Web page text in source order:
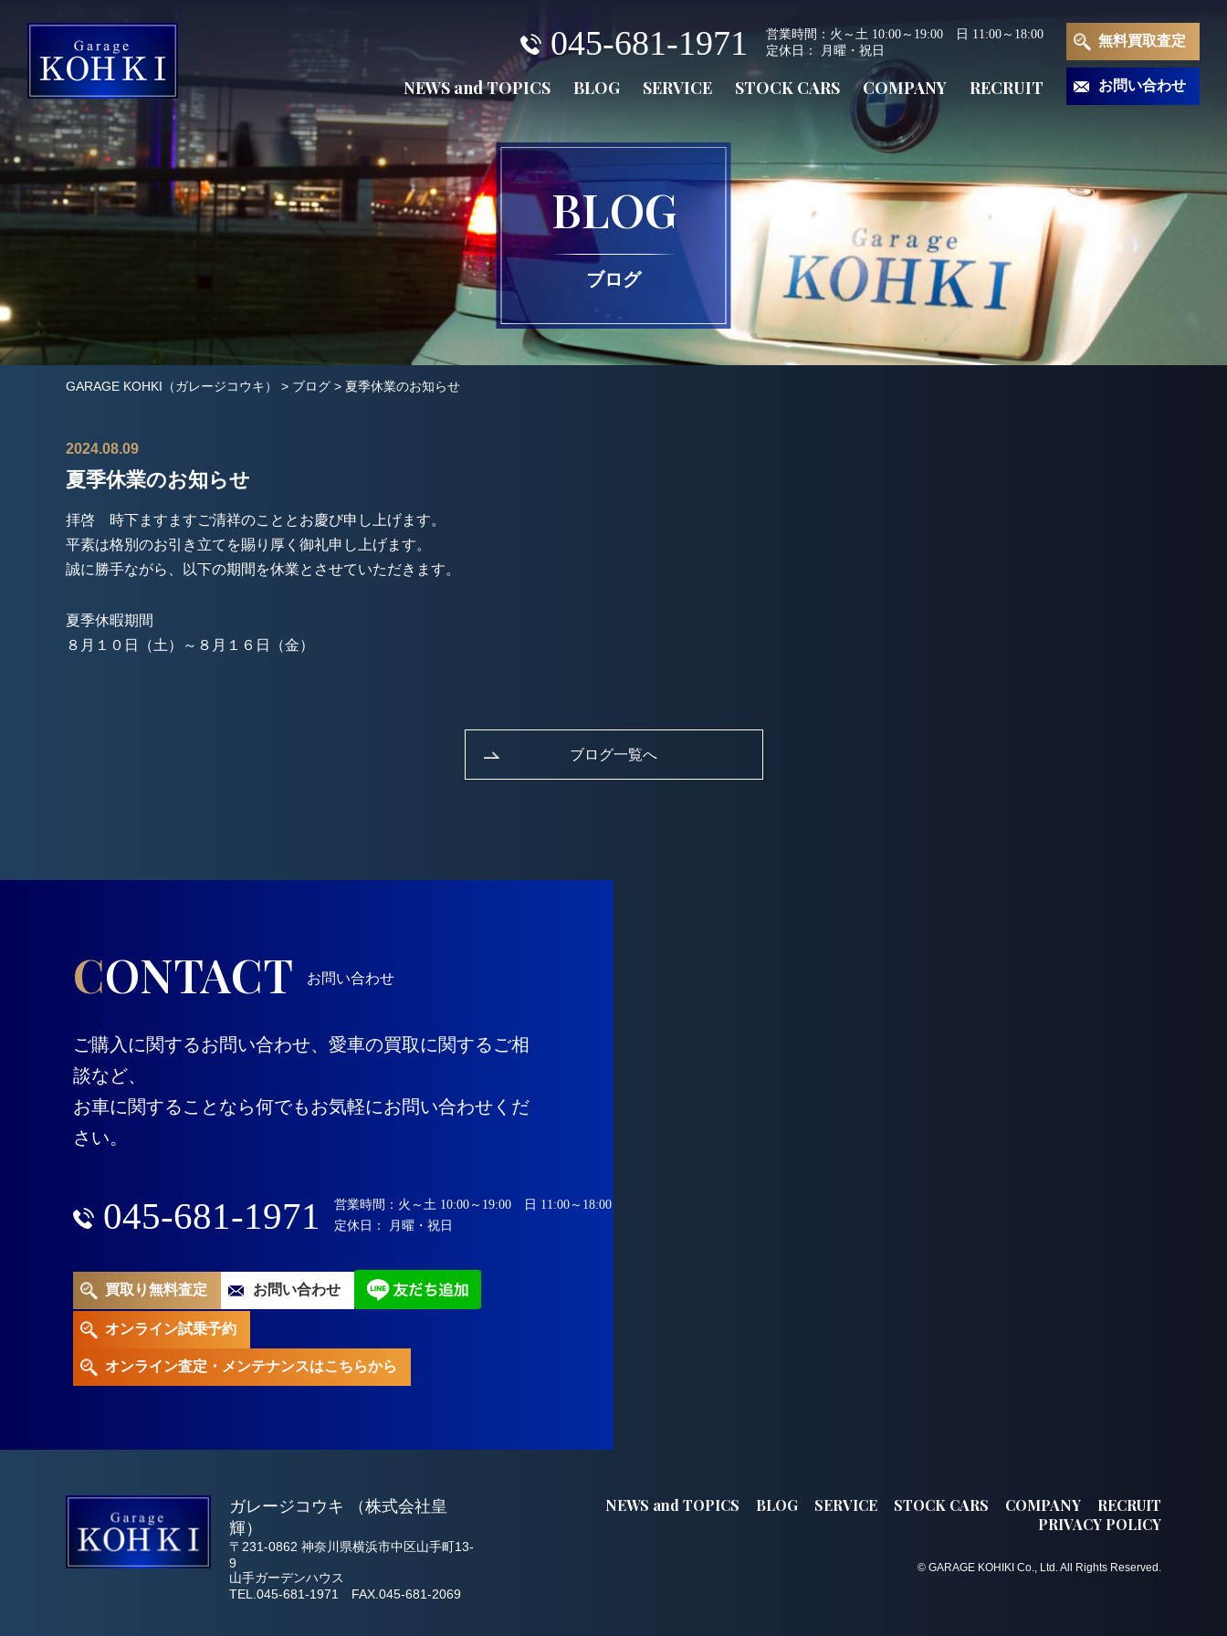
045-681-1971
営業時間：火～土 10:00～19:00 日 11:00～18:00
定休日： 月曜・祝日
NEWS and TOPICS BLOG SERVICE STOCK CARS COMPANY RECRUIT
無料買取査定
お問い合わせ
BLOG
ブログ
GARAGE KOHKI（ガレージコウキ） > ブログ > 夏季休業のお知らせ
2024.08.09
夏季休業のお知らせ
拝啓 時下ますますご清祥のこととお慶び申し上げます。
平素は格別のお引き立てを賜り厚く御礼申し上げます。
誠に勝手ながら、以下の期間を休業とさせていただきます。
夏季休暇期間
８月１０日（土）～８月１６日（金）
ブログ一覧へ
CONTACT お問い合わせ
ご購入に関するお問い合わせ、愛車の買取に関するご相
談など、
お車に関することなら何でもお気軽にお問い合わせくだ
さい。
045-681-1971 営業時間：火～土 10:00～19:00
日 11:00～18:00
定休日： 月曜・祝日
買取り無料査定 お問い合わせ
オンライン試乗予約
オンライン査定・メンテナンスはこちらから
ガレージコウキ （株式会社皇
輝）
〒231-0862 神奈川県横浜市中区山手町13-
9
山手ガーデンハウス
TEL.045-681-1971 FAX.045-681-2069
NEWS and TOPICS BLOG SERVICE STOCK CARS COMPANY
RECRUIT
PRIVACY POLICY
© GARAGE KOHIKI Co., Ltd. All Rights Reserved.